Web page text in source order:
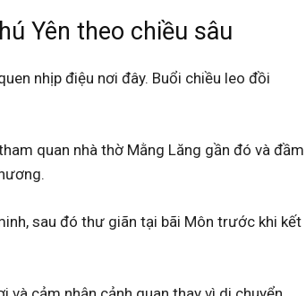
Yên theo chiều sâu
nhịp điệu nơi đây. Buổi chiều leo đồi
quan nhà thờ Mằng Lăng gần đó và đầm
sau đó thư giãn tại bãi Môn trước khi kết